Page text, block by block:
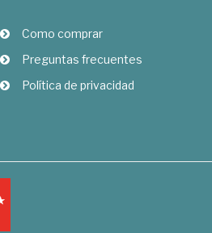
Como comprar
Preguntas frecuentes
Política de privacidad